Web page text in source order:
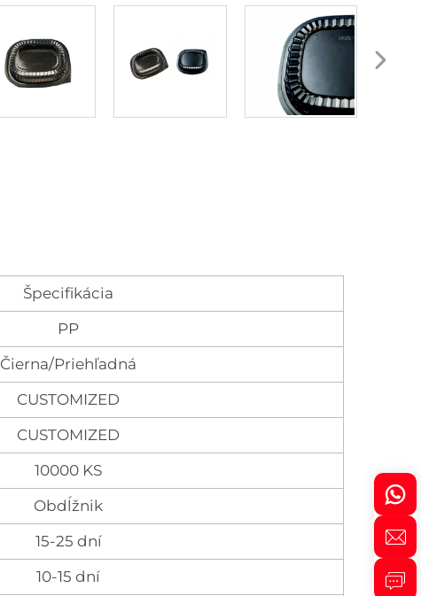
Špecifikácia
PP
Čierna/Priehľadná
CUSTOMIZED
CUSTOMIZED
10000 KS
Obdĺžnik
15-25 dní
10-15 dní